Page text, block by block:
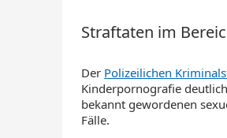
Straftaten im
Der Polizeilichen
Kinderpornografie
bekannt gewordenen
Fälle.